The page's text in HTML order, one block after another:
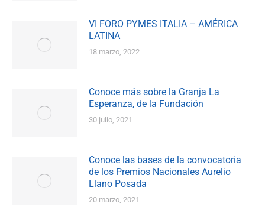
VI FORO PYMES ITALIA – AMÉRICA
LATINA
18 marzo, 2022
Conoce más sobre la Granja La
Esperanza, de la Fundación
30 julio, 2021
Conoce las bases de la convocatoria
de los Premios Nacionales Aurelio
Llano Posada
20 marzo, 2021